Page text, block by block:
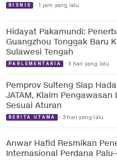
BISNIS 1 jam yang lalu
Hidayat Pakamundi:
Guangzhou Tonggak Baru
Sulawesi Tengah
PARLEMENTARIA 3 hari yang lalu
Pemprov Sulteng Siap
JATAM, Klaim Pengawasan
Sesuai Aturan
BERITA UTAMA 3 hari yang lalu
Anwar Hafid Resmikan
Internasional Perdana